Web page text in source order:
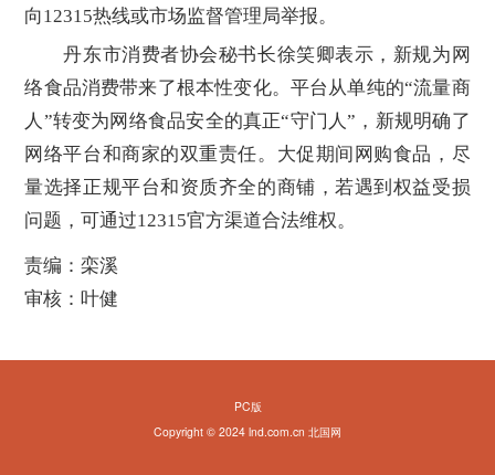
向12315热线或市场监督管理局举报。
丹东市消费者协会秘书长徐笑卿表示，新规为网
络食品消费带来了根本性变化。平台从单纯的“流量商
人”转变为网络食品安全的真正“守门人”，新规明确了
网络平台和商家的双重责任。大促期间网购食品，尽
量选择正规平台和资质齐全的商铺，若遇到权益受损
问题，可通过12315官方渠道合法维权。
责编：栾溪
审核：叶健
PC版
Copyright © 2024 lnd.com.cn 北国网